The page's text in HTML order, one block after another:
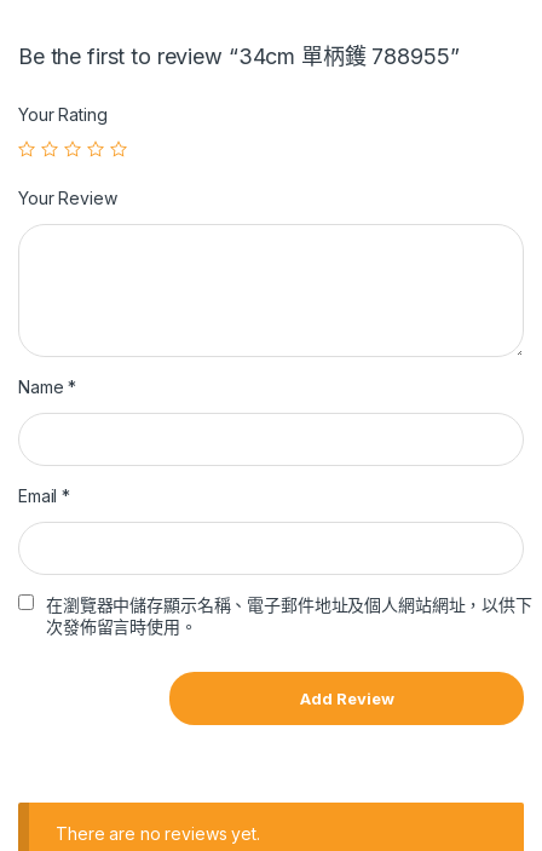
Be the first to review “34cm 單柄鑊 788955”
Your Rating
Your Review
Name*
Email*
在瀏覽器中儲存顯示名稱、電子郵件地址及個人網站網址，以供下
次發佈留言時使用。
There are no reviews yet.